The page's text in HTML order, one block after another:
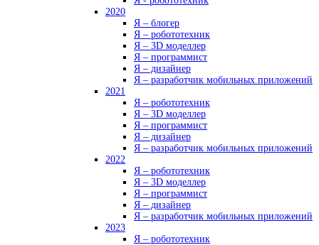
2020
Я – блогер
Я – робототехник
Я – 3D моделлер
Я – программист
Я – дизайнер
Я – разработчик мобильных приложений
2021
Я – робототехник
Я – 3D моделлер
Я – программист
Я – дизайнер
Я – разработчик мобильных приложений
2022
Я – робототехник
Я – 3D моделлер
Я – программист
Я – дизайнер
Я – разработчик мобильных приложений
2023
Я – робототехник